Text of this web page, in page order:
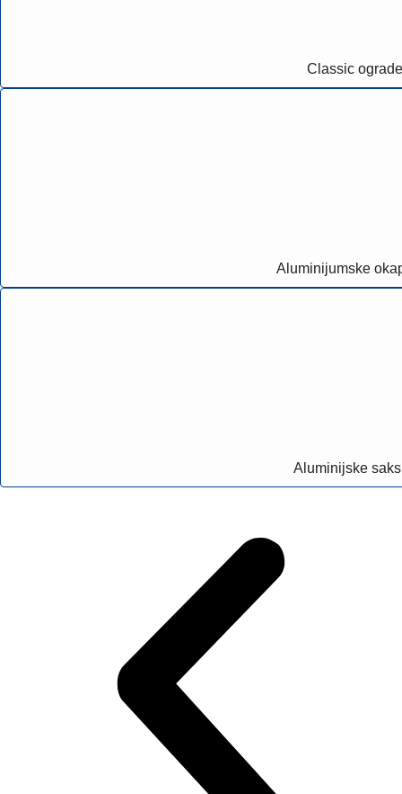
Classic ograde
Aluminijumske
Aluminijske